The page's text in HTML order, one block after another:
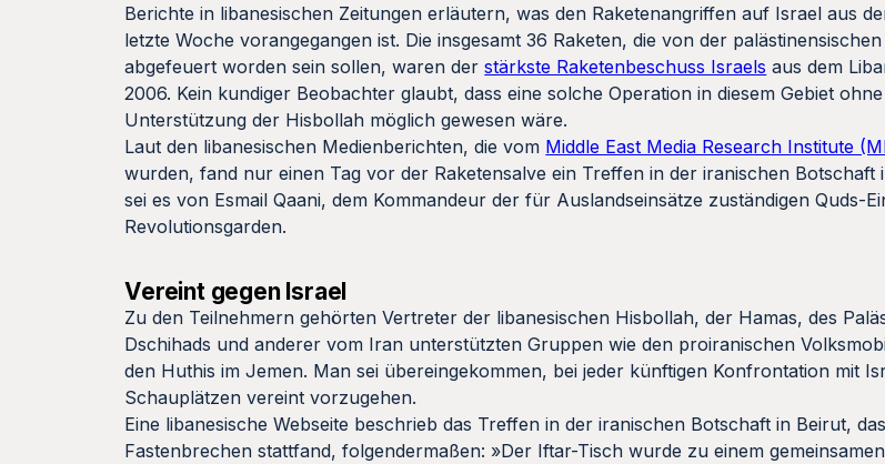
Berichte in libanesischen Zeitungen erläutern, was den Raketenangriffen auf Israel aus
letzte Woche vorangegangen ist. Die insgesamt 36 Raketen, die von der
abgefeuert worden sein sollen, waren derstärkste Raketenbeschuss Israels aus dem
2006. Kein kundiger Beobachter glaubt, dass eine solche Operation in diesem Gebiet
Unterstützung der Hisbollah möglich gewesen wäre.
Laut den libanesischen Medienberichten, die vom Middle East Media Research Institute
wurden, fand nur einen Tag vor der Raketensalve ein Treffen in der iranischen Botschaft
sei es von Esmail Qaani, dem Kommandeur der für Auslandseinsätze zuständigen Quds-
Revolutionsgarden.
Vereint gegen Israel
Zu den Teilnehmern gehörten Vertreter der libanesischen Hisbollah, der Hamas, des
Dschihads und anderer vom Iran unterstützten Gruppen wie den proiranischen
den Huthis im Jemen. Man sei übereingekommen, bei jeder künftigen Konfrontation mit
Schauplätzen vereint vorzugehen.
Eine libanesische Webseite beschrieb das Treffen in der iranischen Botschaft in Beirut,
Fastenbrechen stattfand, folgendermaßen: »Der Iftar-Tisch wurde zu einem